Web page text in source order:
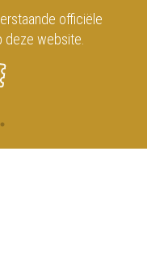
officiële
deze website.